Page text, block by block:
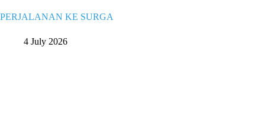
PERJALANAN KE SURGA
4 July 2026